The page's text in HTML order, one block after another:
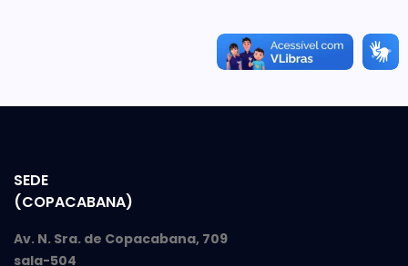
SEDE
(COPACABANA)
Av. N. Sra. de Copacabana, 709
sala-504